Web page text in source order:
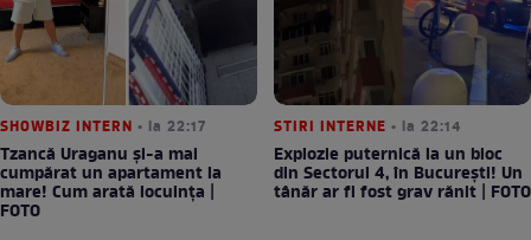
SHOWBIZ INTERN • la 22:17
Tzancă Uraganu și-a mai
cumpărat un apartament la
mare! Cum arată locuința |
FOTO
STIRI INTERNE • la 22:14
Explozie puternică la un bloc
din Sectorul 4, în București! Un
tânăr ar fi fost grav rănit | FOTO